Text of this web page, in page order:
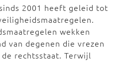
2001 heeft geleid tot
wekken
van degenen die vrezen
rechtsstaat. Terwijl